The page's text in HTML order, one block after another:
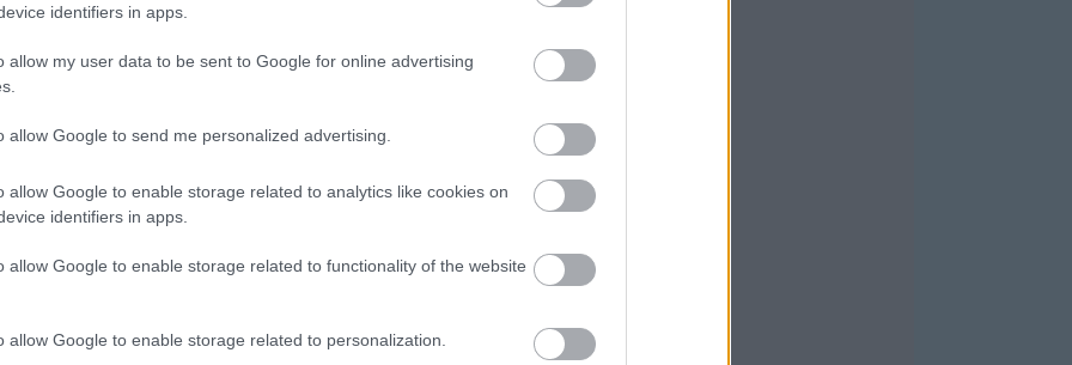
identifiers in apps.
allow my user data to be sent to Google for online advertising
allow Google to send me personalized advertising.
allow Google to enable storage related to analytics like cookies on
identifiers in apps.
allow Google to enable storage related to functionality of the website
allow Google to enable storage related to personalization.
hogy hogyan látjuk a világot, hogyan
kapcsolatainkat. A személyiségfejlesztés
1. Jobban megismerjék saját magukat: Az
felismerhetik erősségeiket, gyengeségeiket,
érdeklődési körüket és motivációikat.
2. Fejlesszék kommunikációs készségeiket: A
kialakításához.